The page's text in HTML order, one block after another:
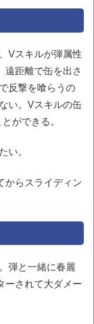
Vスキルが弾属性
距離で缶を出さ
反撃を喰らうの
い。Vスキルの缶
ができる。
い。
からスライディン
弾と一緒に春麗
ーされて大ダメー